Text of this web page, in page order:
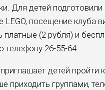
Для детей подготовили
посещение клу­ба
(2 рубля) и
телефону 26-55-64.
детей прой­ти
приходить группа­ми,